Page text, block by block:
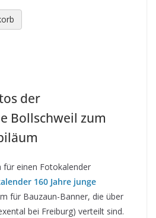
der
Bollschweil zum
für einen Fotokalender
160 Jahre junge
für Bauzaun-Banner, die über
bei Freiburg) verteilt sind.